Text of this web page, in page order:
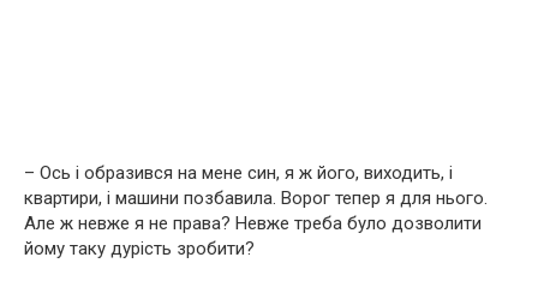
– Ось і образився на мене син, я ж його, виходить, і
квартири, і машини позбавила. Ворог тепер я для нього.
Але ж невже я не права? Невже треба було дозволити
йому таку дурість зробити?